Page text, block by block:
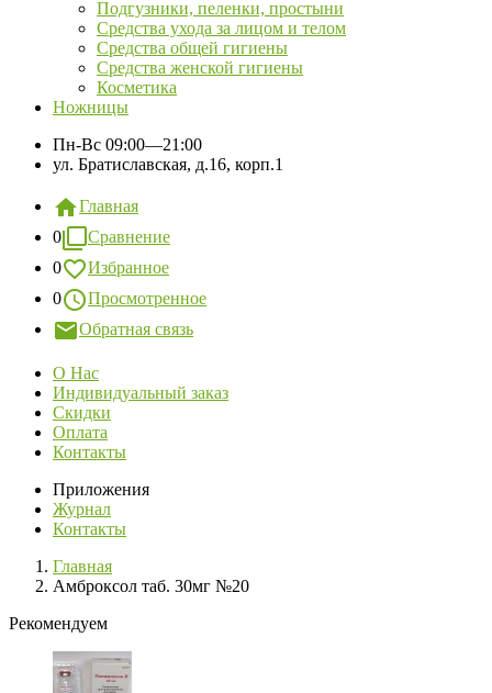
Подгузники, пеленки, простыни
Средства ухода за лицом и телом
Средства общей гигиены
Средства женской гигиены
Косметика
Ножницы
Пн-Вс 09:00—21:00
ул. Братиславская, д.16, корп.1
Главная
0
Сравнение
0
Избранное
0
Просмотренное
Обратная связь
О Нас
Индивидуальный заказ
Скидки
Оплата
Контакты
Приложения
Журнал
Контакты
Главная
Амброксол таб. 30мг №20
Рекомендуем